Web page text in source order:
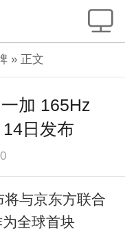
» 正文
加 165Hz
日发布
0
与京东方联合
全球首块